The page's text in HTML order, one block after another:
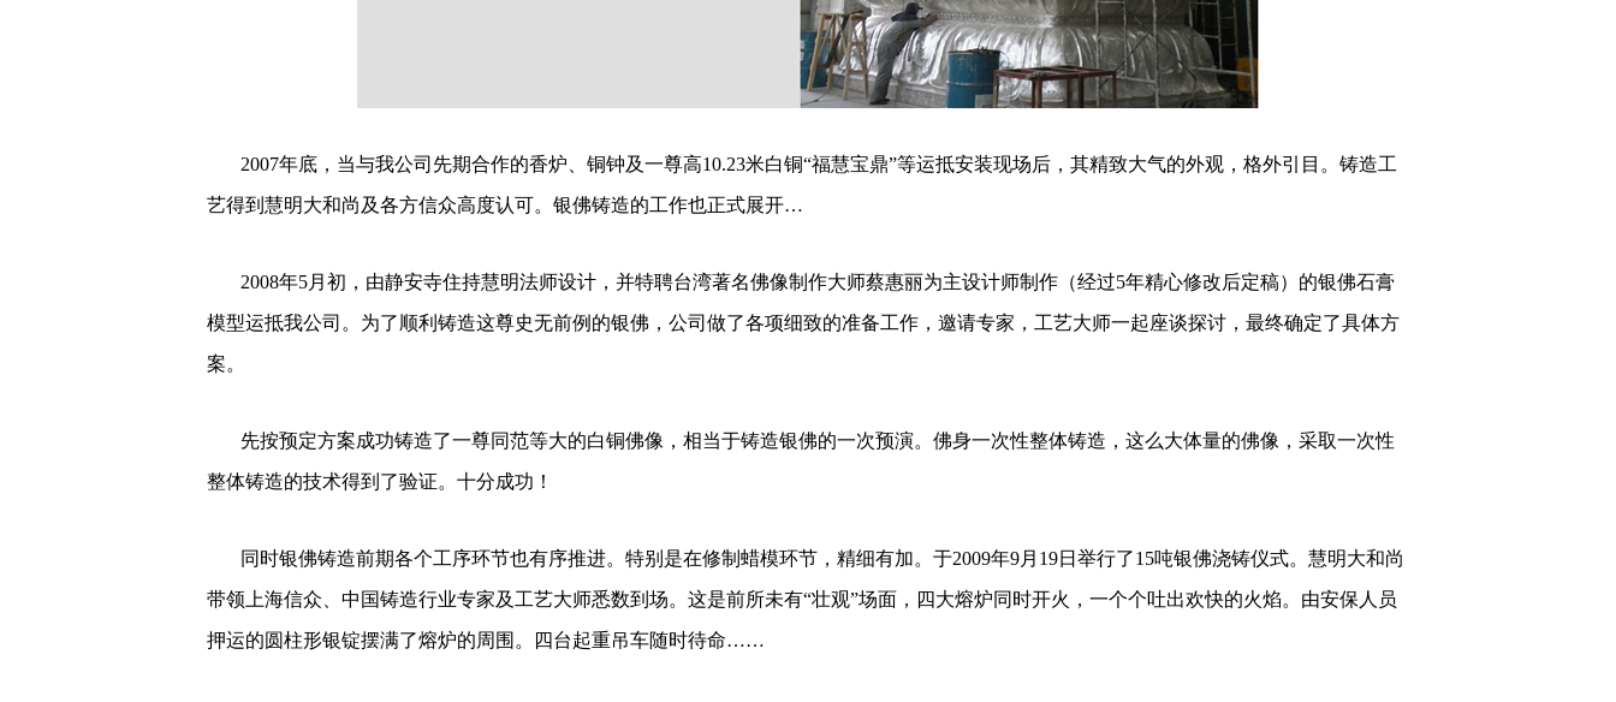
2007年底，当与我公司先期合作的香炉、铜钟及一尊高10.23米白铜“福慧宝鼎”等运抵安装现场后，其精致大气的外观，格外引目。铸造工
艺得到慧明大和尚及各方信众高度认可。银佛铸造的工作也正式展开…
2008年5月初，由静安寺住持慧明法师设计， 并特聘台湾著名佛像制作大师蔡惠丽为主设计师制作（经过5年精心修改后定稿）的银佛石膏
模型运抵我公司。为了顺利铸造这尊史无前例的银佛，公司做了各项细致的准备工作，邀请专家，工艺大师一起座谈探讨，最终确定了具体方
案。
先按预定方案成功铸造了一尊同范等大的白铜佛像，相当于铸造银佛的一次预演。佛身一次性整体铸造，这么大体量的佛像，采取一次性
整体铸造的技术得到了验证。十分成功！
同时银佛铸造前期各个工序环节也有序推进。特别是在修制蜡模环节，精细有加。于2009年9月19日举行了15吨银佛浇铸仪式。慧明大和尚
带领上海信众、中国铸造行业专家及工艺大师悉数到场。这是前所未有“壮观”场面，四大熔炉同时开火，一个个吐出欢快的火焰。由安保人员
押运的圆柱形银锭摆满了熔炉的周围。四台起重吊车随时待命……